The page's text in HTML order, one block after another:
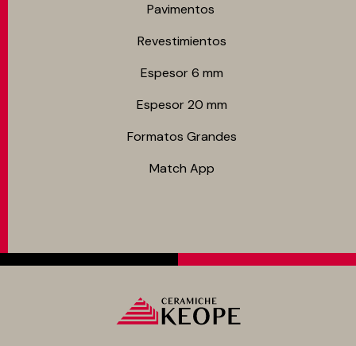
Pavimentos
Revestimientos
Espesor 6 mm
Espesor 20 mm
Formatos Grandes
Match App